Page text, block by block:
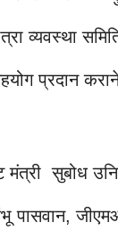
व्यवस्था
प्रदान
मंत्री सुबोध
पासवान,